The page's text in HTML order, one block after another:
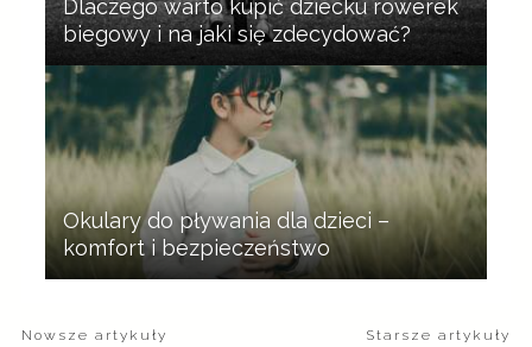
Dlaczego warto kupić dziecku rowerek
biegowy i na jaki się zdecydować?
Okulary do pływania dla dzieci –
komfort i bezpieczeństwo
Nowsze artykuły Starsze artykuły